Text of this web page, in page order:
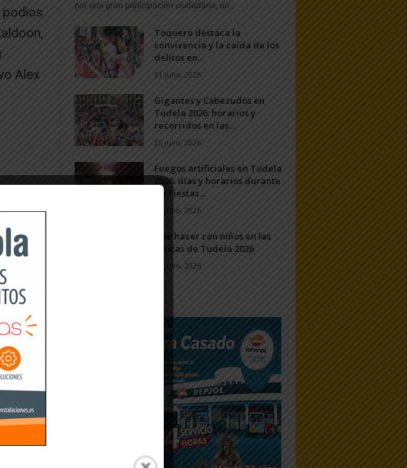
Alex
mano
por una gran participación ciudadana, un...
Toquero destaca la
convivencia y la caída de los
delitos en...
31 julio, 2026
Gigantes y Cabezudos en
Tudela 2026: horarios y
recorridos en las...
25 julio, 2026
Fuegos artificiales en Tudela
2026: días y horarios durante
las Fiestas...
24 julio, 2026
Qué hacer con niños en las
Fiestas de Tudela 2026
23 julio, 2026